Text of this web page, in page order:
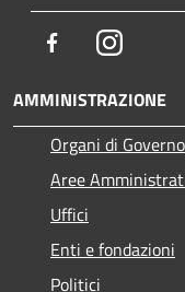
FacebookInstagram
AMMINISTRAZIONE
Organi di Governo
Aree
Uffici
Enti e fondazioni
Politici